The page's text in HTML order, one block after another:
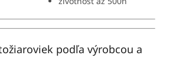
podľa výrobcou a